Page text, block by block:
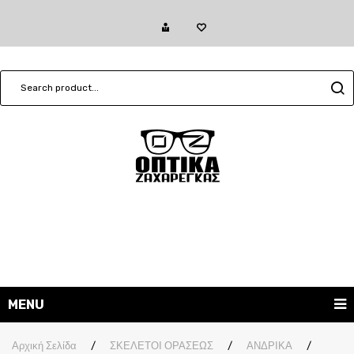
MENU
ΓΥΑΛΙΑ ΗΛΙΟΥ
Αρχική Σελίδα / ΣΚΕΛΕΤΟΙ ΟΡΑΣΕΩΣ / ΑΝΔΡΙΚΑ
/